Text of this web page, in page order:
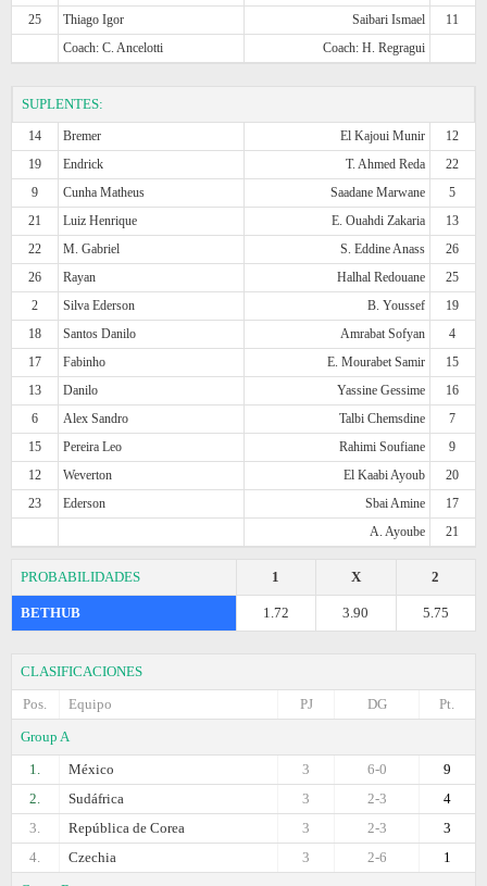
25
Thiago Igor Saibari Ismael
11
Coach: C. Ancelotti
Coach: H. Regragui
SUPLENTES:
14 Bremer El Kajoui Munir
12
19
Endrick T. Ahmed Reda
22
9
Cunha Matheus Saadane Marwane
5
21
Luiz Henrique E. Ouahdi Zakaria
13
22
M. Gabriel S. Eddine Anass
26
26
Rayan Halhal Redouane
25
2
Silva Ederson B. Youssef
19
18
Santos Danilo Amrabat Sofyan
4
17
Fabinho E. Mourabet Samir
15
13
Danilo Yassine Gessime
16
6
Alex Sandro Talbi Chemsdine
7
15
Pereira Leo Rahimi Soufiane
9
12
Weverton El Kaabi Ayoub
20
23
Ederson Sbai Amine
17
A. Ayoube
21
PROBABILIDADES 2
X
1
BETHUB 5.75
3.90
1.72
CLASIFICACIONES
Pos.
Equipo Pt.
DG
PJ
Group A
1.
México 9
6-0
3
2.
Sudáfrica 4
2-3
3
3.
República de Corea 3
2-3
3
4.
Czechia 1
2-6
3